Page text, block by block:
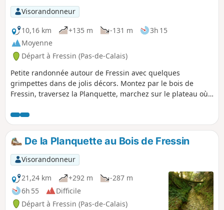
Visorandonneur
10,16 km
+135 m -131 m
3h 15
Moyenne
Départ à Fressin (Pas-de-Calais)
Petite randonnée autour de Fressin avec quelques
grimpettes dans de jolis décors. Montez par le bois de
Fressin, traversez la Planquette, marchez sur le plateau où
château que vous contemplez de plus près sur le retour.
Sentier bien balisé Jaune. Certains diront que cela est
inutile de retranscrire des chemins balisés mais pour moi il
est important de les faire connaître de la communauté.
De la Planquette au Bois de Fressin
Visorandonneur
21,24 km
+292 m
-287 m
6h 55
Difficile
Départ à Fressin (Pas-de-Calais)